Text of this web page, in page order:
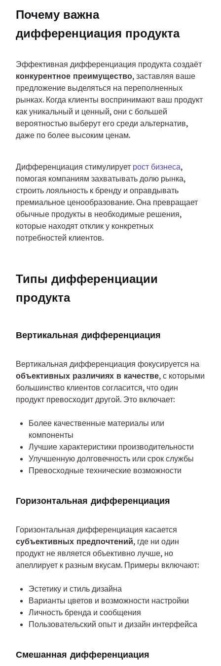
Почему важна
дифференциация продукта
конкурентное преимущество, заставляя ваше
предложение выделяться на переполненных
рынках. Когда клиенты воспринимают ваш продукт
как уникальный и ценный, они с большей
вероятностью выберут его среди альтернатив,
даже по более высоким ценам.
Дифференциация стимулирует рост бизнеса,
помогая компаниям захватывать долю рынка,
строить лояльность к бренду и оправдывать
премиальное ценообразование. Она превращает
обычные продукты в необходимые решения,
которые находят отклик у конкретных
потребностей клиентов.
Типы дифференциации
продукта
Вертикальная дифференциация
объективных различиях в качестве, с которыми
большинство клиентов согласится, что один
продукт превосходит другой. Это включает:
Более качественные материалы или
компоненты
Лучшие характеристики производительности
Улучшенную долговечность или срок службы
Превосходные технические возможности
Горизонтальная дифференциация
субъективных предпочтений, где ни один
продукт не является объективно лучше, но
апеллирует к разным вкусам. Примеры включают:
Эстетику и стиль дизайна
Варианты цветов и возможности настройки
Личность бренда и сообщения
Пользовательский опыт и дизайн интерфейса
Смешанная дифференциация